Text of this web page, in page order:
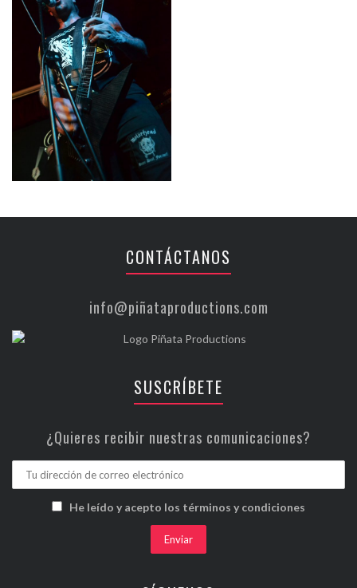
CONTÁCTANOS
info@piñataproductions.com
SUSCRÍBETE
¿Quieres recibir nuestras comunicaciones?
He leído y acepto los términos y condiciones